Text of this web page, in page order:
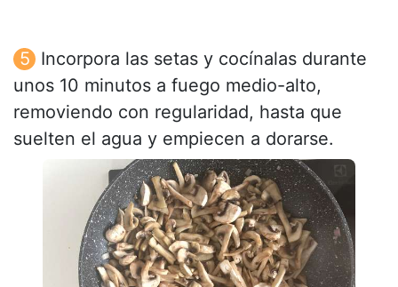
Incorpora las setas y cocínalas durante
unos 10 minutos a fuego medio-alto,
removiendo con regularidad, hasta que
suelten el agua y empiecen a dorarse.